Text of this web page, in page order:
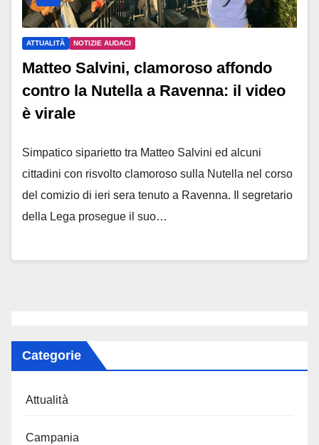
ATTUALITÀ NOTIZIE AUDACI
Matteo Salvini, clamoroso affondo
contro la Nutella a Ravenna: il video
è virale
Simpatico siparietto tra Matteo Salvini ed alcuni
cittadini con risvolto clamoroso sulla Nutella nel corso
del comizio di ieri sera tenuto a Ravenna. Il segretario
della Lega prosegue il suo…
Categorie
Attualità
Campania